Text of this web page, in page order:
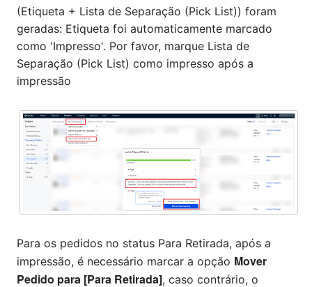
(Etiqueta + Lista de Separação (Pick List)) foram
geradas: Etiqueta foi automaticamente marcado
como 'Impresso'. Por favor, marque Lista de
Separação (Pick List) como impresso após a
impressão
Para os pedidos no status Para Retirada, ​​após a
impressão, é necessário marcar a opção Mover
Pedido para [Para Retirada], caso contrário, o